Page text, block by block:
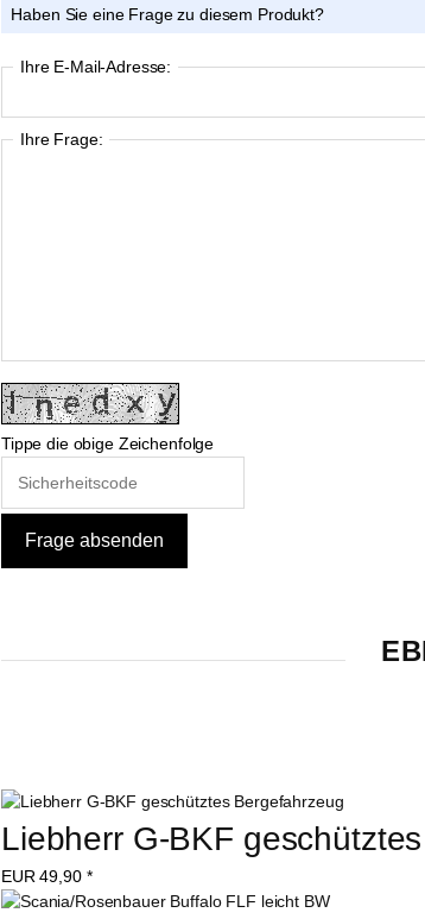
Haben Sie eine Frage zu diesem Produkt?
Ihre E-Mail-Adresse:
Ihre Frage:
Tippe die obige Zeichenfolge
Liebherr G-BKF
EUR 49,90 *